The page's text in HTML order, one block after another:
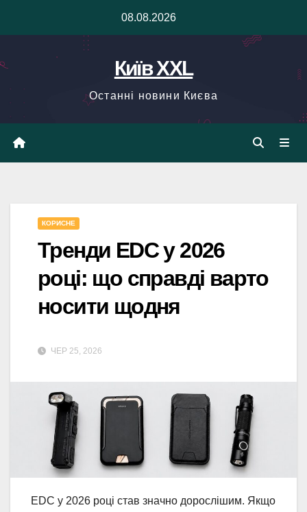
08.08.2026
Київ XXL
Останні новини Києва
КОРИСНЕ
Тренди EDC у 2026
році: що справді варто
носити щодня
ЧЕР 25, 2026
EDC у 2026 році став значно дорослішим. Якщо